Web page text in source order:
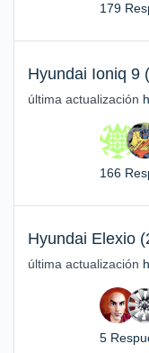
179
Hyundai Ioniq 9
última actualización
166
Hyundai Elexio
última actualización
5